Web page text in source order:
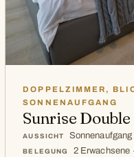
DOPPELZIMMER,
SONNENAUFGANG
Sunrise Double
AUSSICHT Sonnenaufgang
BELEGUNG 2 Erwachsene